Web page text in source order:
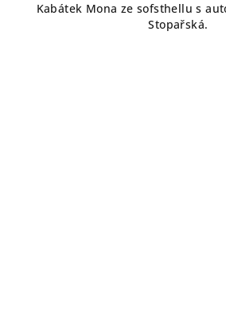
Kabátek Mona ze sofsthellu s
Stopařská.